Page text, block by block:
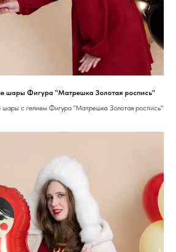
шары Фигура "Матрешка Золотая роспись"
с гелием Фигура "Матрешка Золотая роспись"